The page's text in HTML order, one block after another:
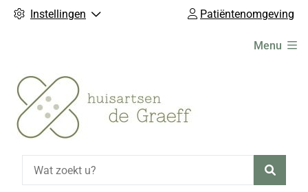
Instellingen Patiëntenomgeving
Menu